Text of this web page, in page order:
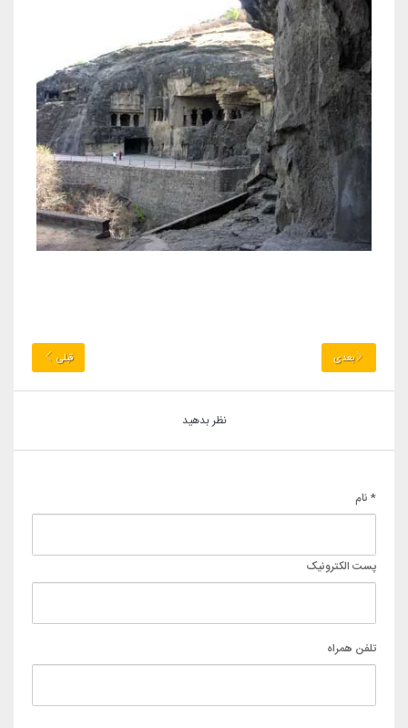
بعدی قبلی
نظر بدهید
* نام
پست الکترونیک
تلفن همراه